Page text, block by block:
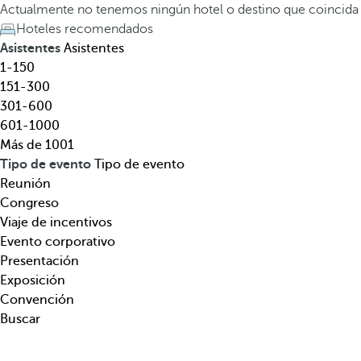
l
,
d
e
s
t
i
n
o
,
t
e
m
á
t
i
c
a
t
e
c
l
a
d
e
f
l
e
c
h
a
h
a
c
Actualmente no tenemos ningún hotel o destino que
Hoteles recomendados
Asistentes Asistentes
1-150
151-300
301-600
601-1000
Más de 1001
Tipo de evento Tipo de evento
Reunión
Congreso
Viaje de incentivos
Evento corporativo
Presentación
Exposición
Convención
Buscar